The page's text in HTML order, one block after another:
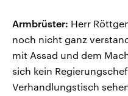
Armbrüster: Herr
noch nicht ganz
mit Assad und dem
sich kein
Verhandlungstisch